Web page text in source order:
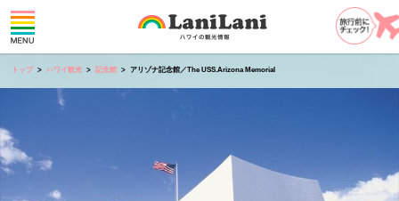
トップ ハワイ観光 記念館 アリゾナ記念館／The USS.Arizona Memorial